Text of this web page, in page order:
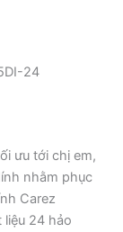
24
ưu tới chị em,
nhằm phục
Carez
24 hảo